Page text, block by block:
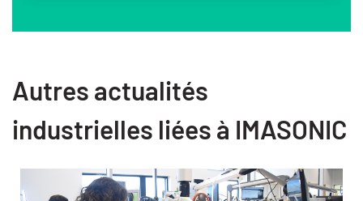
Autres actualités
industrielles liées à IMASONIC